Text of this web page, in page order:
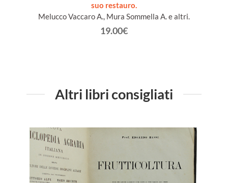
suo restauro.
Melucco Vaccaro A., Mura Sommella A. e altri.
19.00€
Altri libri consigliati